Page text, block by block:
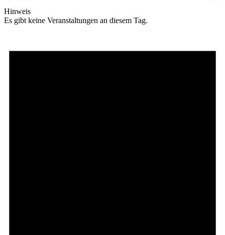
Hinweis
Es gibt keine Veranstaltungen an diesem Tag.